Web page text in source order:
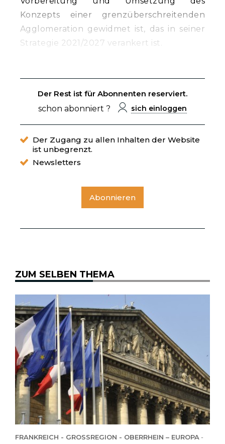
Konzepts einer grenzüberschreitenden
Agglomeration gewidmet ist, das in seiner
Strategie 2021/2027 verankert ist.
Der Rest ist für Abonnenten reserviert.
schon abonniert ?
sich einloggen
Der Zugang zu allen Inhalten der Website
ist unbegrenzt.
Newsletters
Abonnieren
ZUM SELBEN THEMA
FRANKREICH - GROSSREGION - OBERRHEIN – EUROPA
-